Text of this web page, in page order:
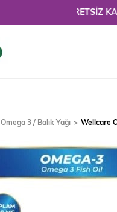
ÜCRETSİZ KARGO!
Omega 3 / Balık Yağı Wellcare